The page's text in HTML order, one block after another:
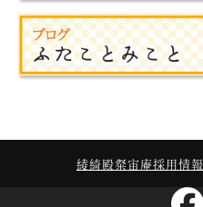
綾綺殿粲宙庵採用情報